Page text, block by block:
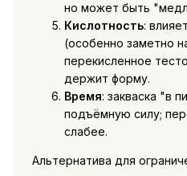
но может быть
Кислотность:
(особенно заметно
перекисленное
держит форму.
Время: закваска "в
подъёмную силу;
слабее.
Альтернатива для